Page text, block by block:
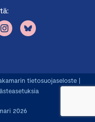
2026
tietosuojaseloste |